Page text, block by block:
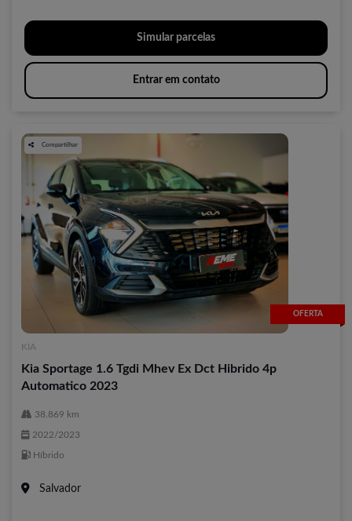
Simular parcelas
Entrar em contato
OFERTA
Compartilhar
KIA
Kia Sportage 1.6 Tgdi Mhev Ex Dct Hibrido 4p
Automatico 2023
38.869 km
2022/2023
Híbrido
Salvador